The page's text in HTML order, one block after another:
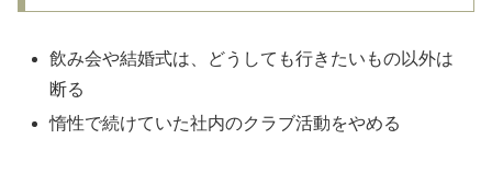
飲み会や結婚式は、どうしても行きたいもの以外は
断る
惰性で続けていた社内のクラブ活動をやめる